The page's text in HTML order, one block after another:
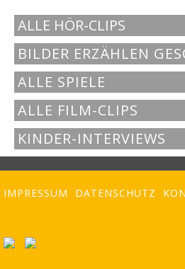
ALLE HÖR-CLIPS
BILDER ERZÄHLEN
ALLE SPIELE
ALLE FILM-CLIPS
KINDER-INTERVIEWS
IMPRESSUM DATENSCHUTZ